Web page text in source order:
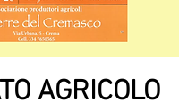
AGRICOLO